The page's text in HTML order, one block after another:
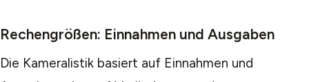
Rechengrößen: Einnahmen und Ausgaben
Die Kameralistik basiert auf Einnahmen und